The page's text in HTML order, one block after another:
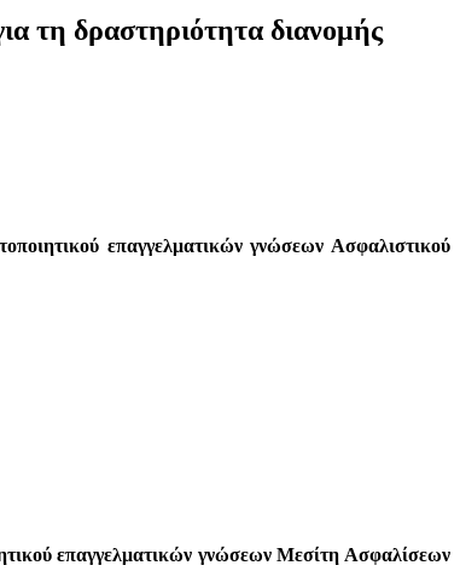
τη δραστηριότητα διανομής
επαγγελματικών γνώσεων Ασφαλιστικού
επαγγελματικών γνώσεων Μεσίτη Ασφαλίσεων